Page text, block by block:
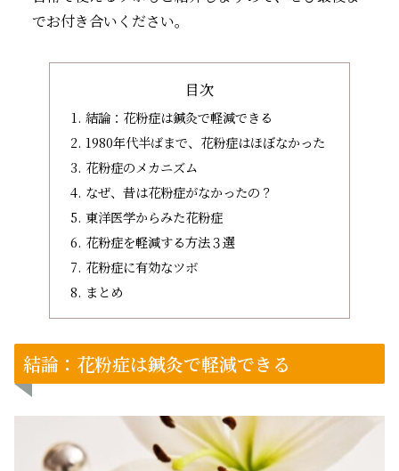
でお付き合いください。
目次
結論：花粉症は鍼灸で軽減できる
1980年代半ばまで、花粉症はほぼなかった
花粉症のメカニズム
なぜ、昔は花粉症がなかったの？
東洋医学からみた花粉症
花粉症を軽減する方法３選
花粉症に有効なツボ
まとめ
結論：花粉症は鍼灸で軽減できる